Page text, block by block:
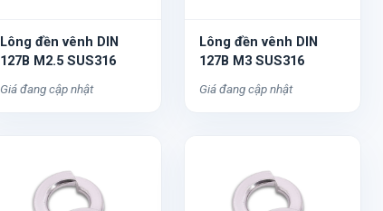
Lông đền vênh DIN
127B M2.5 SUS316
Giá đang cập nhật
Lông đền vênh DIN
127B M3 SUS316
Giá đang cập nhật